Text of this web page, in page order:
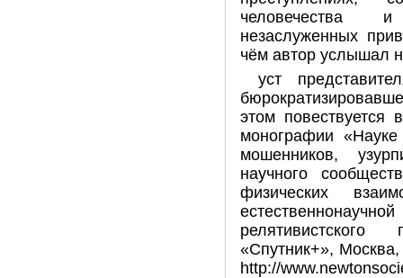
человечества
незаслуженных
чём автор услышал
уст
этом повествуется
монографии
мошенников,
научного
физических
релятивистского
«Спутник+»,
http://